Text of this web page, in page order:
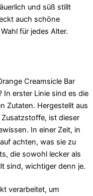
und süß stillt
auch schöne
für jedes Alter.
Creamsicle Bar
In erster Linie sind es die
Zutaten. Hergestellt aus
ist dieser
In einer Zeit, in
achten, was sie zu
die sowohl lecker als
sind, wichtiger denn je.
verarbeitet, um